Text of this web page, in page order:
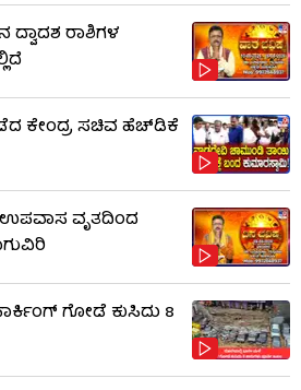
ದ್ವಾದಶ ರಾಶಿಗಳ
ಕೇಂದ್ರ ಸಚಿವ ಹೆಚ್​​ಡಿಕೆ
ವೃತದಿಂದ
ಗೋಡೆ ಕುಸಿದು 8